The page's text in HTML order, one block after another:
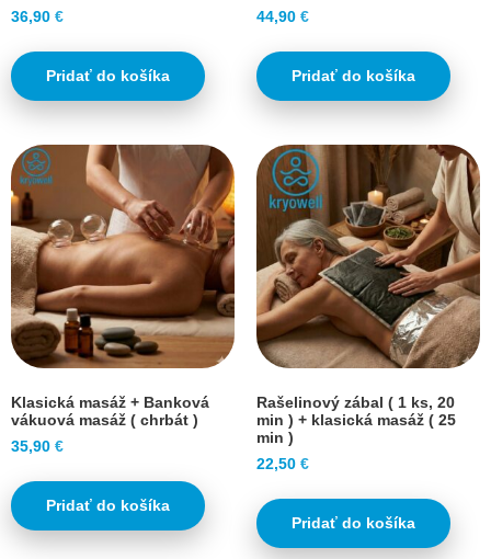
36,90 €
Pridať do košíka
44,90 €
Pridať do košíka
Klasická masáž + Banková
vákuová masáž ( chrbát )
35,90 €
Pridať do košíka
Rašelinový zábal ( 1 ks, 20
min ) + klasická masáž ( 25
min )
22,50 €
Pridať do košíka